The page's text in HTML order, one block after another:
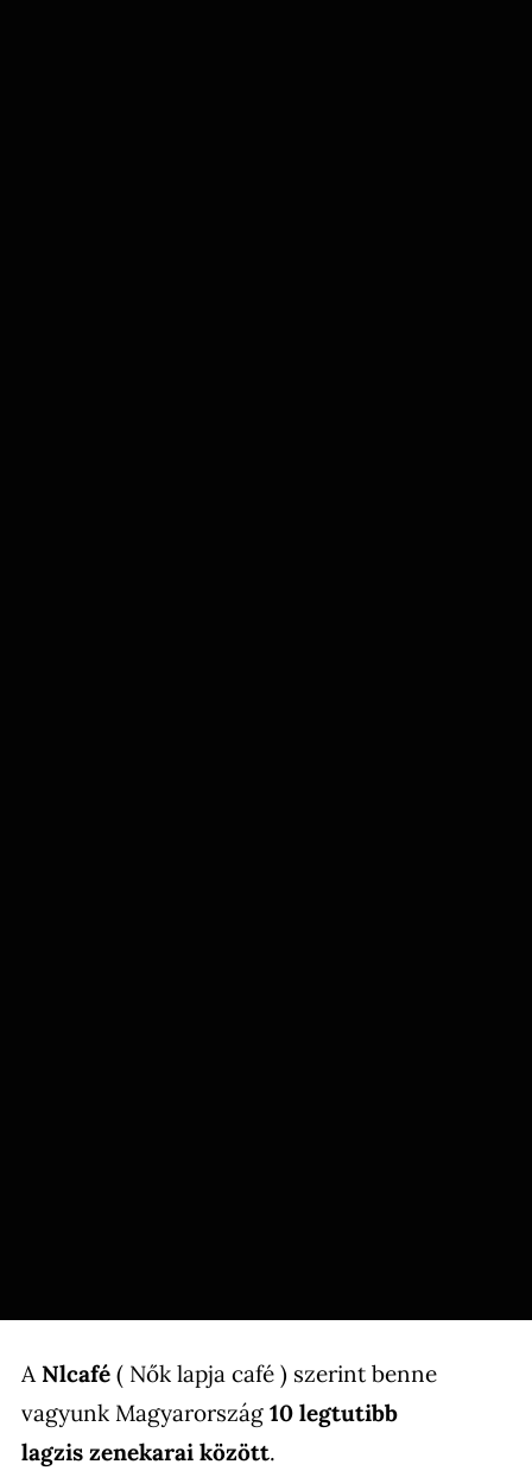
ANlcafé( Nők lapja café ) szerint benne
vagyunk Magyarország 10 legtutibb
lagzis zenekarai között.